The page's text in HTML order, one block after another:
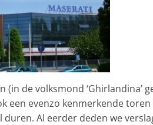
de volksmond ‘Ghirlandina’
een evenzo kenmerkende
Al eerder deden we